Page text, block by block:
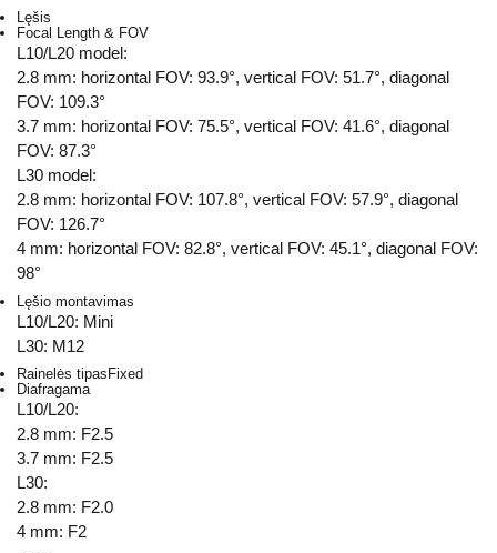
Lęšis
Focal Length & FOV
L10/L20 model:
2.8 mm: horizontal FOV: 93.9°, vertical FOV: 51.7°, diagonal
FOV: 109.3°
3.7 mm: horizontal FOV: 75.5°, vertical FOV: 41.6°, diagonal
FOV: 87.3°
L30 model:
2.8 mm: horizontal FOV: 107.8°, vertical FOV: 57.9°, diagonal
FOV: 126.7°
4 mm: horizontal FOV: 82.8°, vertical FOV: 45.1°, diagonal FOV:
98°
Lęšio montavimas
L10/L20: Mini
L30: M12
Rainelės tipas Fixed
Diafragama
L10/L20:
2.8 mm: F2.5
3.7 mm: F2.5
L30:
2.8 mm: F2.0
4 mm: F2